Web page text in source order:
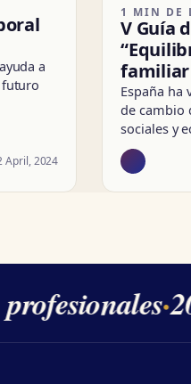
a
futuro
April, 2024
1 MIN DE
V Guía
familiar
España ha
de cambio
sociales y
·